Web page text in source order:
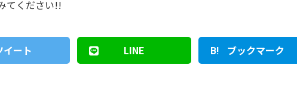
てください!!
イート LINE ブックマーク